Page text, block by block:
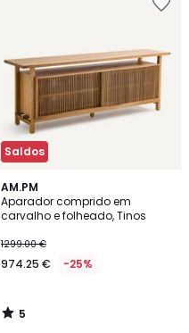
Saldos
AM.PM
Aparador comprido em
carvalho e folheado, Tinos
1299.00 €
974.25 € -25%
5
/
5
5
/